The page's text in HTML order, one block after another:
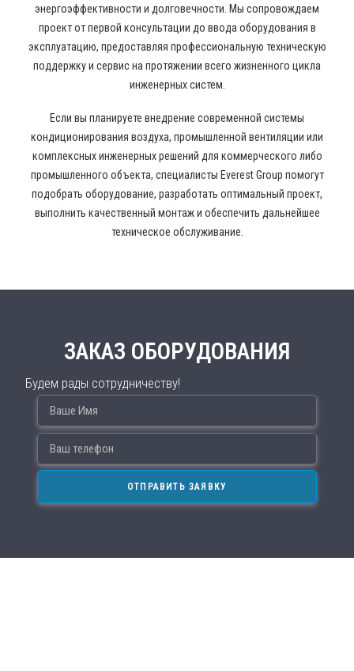
энергоэффективности и долговечности. Мы сопровождаем
проект от первой консультации до ввода оборудования в
эксплуатацию, предоставляя профессиональную техническую
поддержку и сервис на протяжении всего жизненного цикла
инженерных систем.
Если вы планируете внедрение современной системы
кондиционирования воздуха, промышленной вентиляции или
комплексных инженерных решений для коммерческого либо
промышленного объекта, специалисты Everest Group помогут
подобрать оборудование, разработать оптимальный проект,
выполнить качественный монтаж и обеспечить дальнейшее
техническое обслуживание.
ЗАКАЗ ОБОРУДОВАНИЯ
Будем рады сотрудничеству!